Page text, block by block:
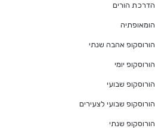
הדרכת הורים
הומאופתיה
הורוסקופ אהבה שנתי
הורוסקופ יומי
הורוסקופ שבועי
הורוסקופ שבועי לצעירים
הורוסקופ שנתי